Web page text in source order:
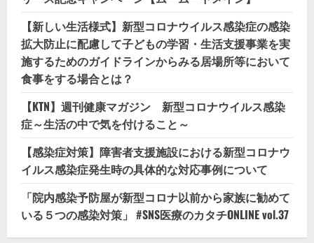
【新しい生活様式】新型コロナウイルス感染症の感染
拡大防止に配慮して子どもの学習・生活支援事業を実
施するためのガイドラインからみる居場所等において
食事をする場合とは？
【KTN】週刊健康マガジン 新型コロナウイルス感染
症～生活の中で気を付けること～
【感染症対策】障害者支援施設における新型コロナウ
イルス感染症発生時の具体的な対応事例について
「院内感染予防屋が新型コロナ以前から家族に勧めて
いる５つの感染対策」 #SNS医療のカタチONLINE vol.37